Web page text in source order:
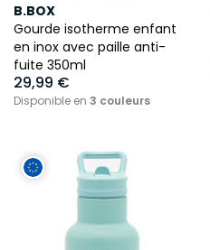
B.BOX
Gourde isotherme enfant
en inox avec paille anti-
fuite 350ml
29,99 €
Disponible en 3 couleurs